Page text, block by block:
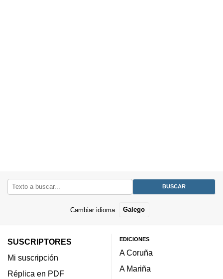
Cambiar idioma: Galego
SUSCRIPTORES
Mi suscripción
Réplica en PDF
EDICIONES
A Coruña
A Mariña